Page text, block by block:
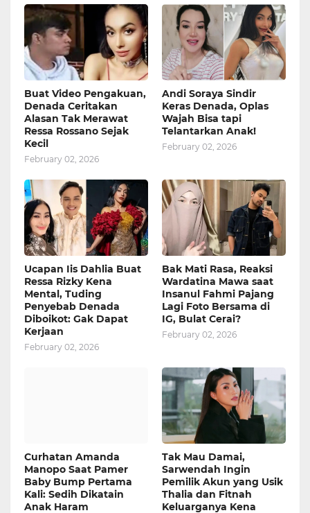
Buat Video Pengakuan,
Denada Ceritakan
Alasan Tak Merawat
Ressa Rossano Sejak
Kecil
February 02, 2026
Andi Soraya Sindir
Keras Denada, Oplas
Wajah Bisa tapi
Telantarkan Anak!
February 02, 2026
Ucapan Iis Dahlia Buat
Ressa Rizky Kena
Mental, Tuding
Penyebab Denada
Diboikot: Gak Dapat
Kerjaan
February 02, 2026
Bak Mati Rasa, Reaksi
Wardatina Mawa saat
Insanul Fahmi Pajang
Lagi Foto Bersama di
IG, Bulat Cerai?
February 02, 2026
Curhatan Amanda
Manopo Saat Pamer
Baby Bump Pertama
Kali: Sedih Dikatain
Anak Haram
Tak Mau Damai,
Sarwendah Ingin
Pemilik Akun yang Usik
Thalia dan Fitnah
Keluarganya Kena